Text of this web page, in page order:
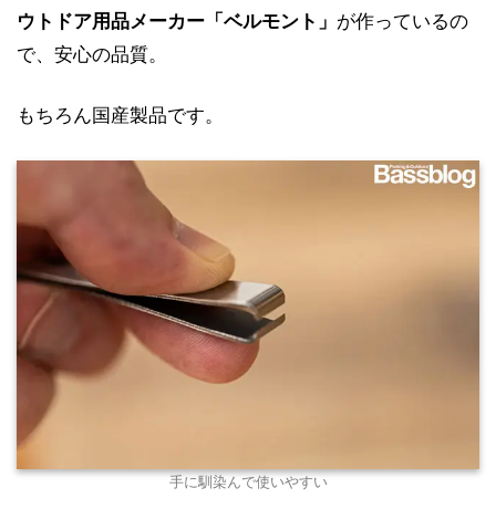
ウトドア用品メーカー「ベルモント」 が作っているの
で、安心の品質。
もちろん国産製品です。
手に馴染んで使いやすい